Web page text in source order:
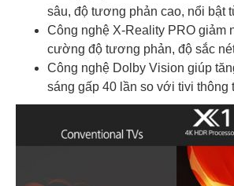
sâu, độ tương phản cao, nổi bật
Công nghệ X-Reality PRO giảm
cường độ tương phản, độ sắc
Công nghệ Dolby Vision giúp
sáng gấp 40 lần so với tivi thông